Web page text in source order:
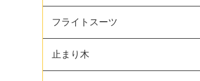
フライトスーツ
止まり木